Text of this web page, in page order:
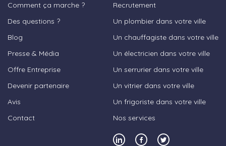
Comment ça marche ?
Des questions ?
Blog
Presse & Média
Offre Entreprise
Devenir partenaire
Avis
Contact
Recrutement
Un plombier dans votre ville
Un chauffagiste dans votre ville
Un électricien dans votre ville
Un serrurier dans votre ville
Un vitrier dans votre ville
Un frigoriste dans votre ville
Nos services